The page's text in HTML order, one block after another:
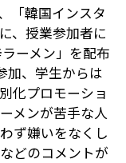
「韓国インスタ
、授業参加者に
ーメン」を配布
加、学生からは
化プロモーショ
メンが苦手な人
ず嫌いをなくし
どのコメントが